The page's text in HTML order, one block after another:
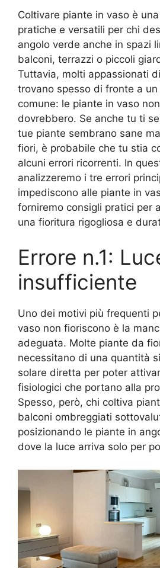
Coltivare piante in vaso è
pratiche e versatili per chi
angolo verde anche in spazi
balconi, terrazzi o piccoli
Tuttavia, molti appassionati
trovano spesso di fronte a
comune: le piante in vaso
dovrebbero. Se anche tu ti
tue piante sembrano sane
fiori, è probabile che tu stia
alcuni errori ricorrenti. In
analizzeremo i tre errori
impediscono alle piante in
forniremo consigli pratici per
una fioritura rigogliosa e
Errore n.1:
insufficiente
Uno dei motivi più frequenti
vaso non fioriscono è la
adeguata. Molte piante da
necessitano di una quantità
solare diretta per poter
fisiologici che portano alla
Spesso, però, chi coltiva
balconi ombreggiati
posizionando le piante in
dove la luce arriva solo per